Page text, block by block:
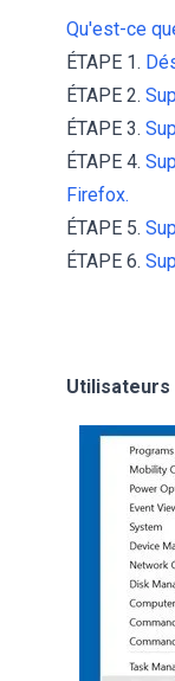
Qu'est-ce
ÉTAPE 1.
ÉTAPE 2.
ÉTAPE 3.
ÉTAPE 4.
Firefox.
ÉTAPE 5.
ÉTAPE 6.
Utilisateurs